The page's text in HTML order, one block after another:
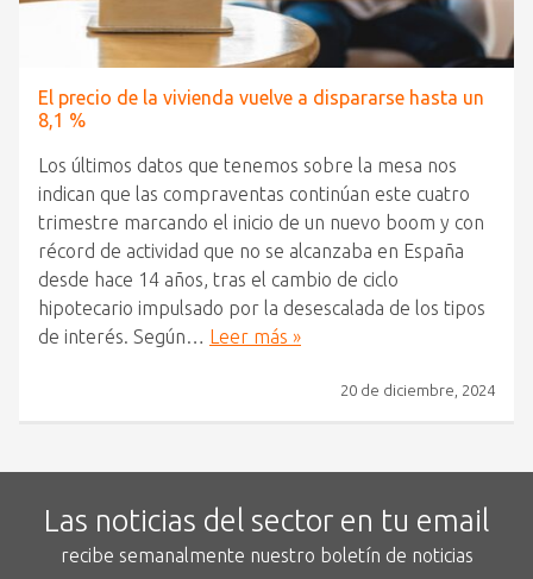
El precio de la vivienda vuelve a dispararse hasta un
8,1 %
Los últimos datos que tenemos sobre la mesa nos
indican que las compraventas continúan este cuatro
trimestre marcando el inicio de un nuevo boom y con
récord de actividad que no se alcanzaba en España
desde hace 14 años, tras el cambio de ciclo
hipotecario impulsado por la desescalada de los tipos
de interés. Según… Leer más »
20 de diciembre, 2024
Las noticias del sector en tu email
recibe semanalmente nuestro boletín de noticias